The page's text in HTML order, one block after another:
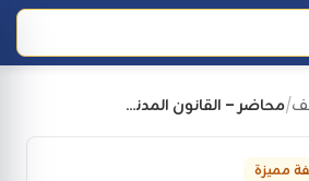
/ محاضر – القانون المدني- الجامعة البريطانية في مصر
مميزة